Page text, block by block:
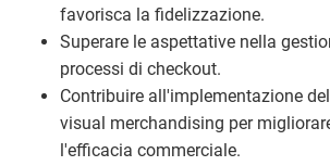
favorisca la fidelizzazione.
Superare le aspettative nella
processi di checkout.
Contribuire all'implementazione
visual merchandising per
l'efficacia commerciale.